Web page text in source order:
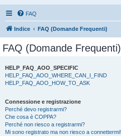
FAQ
Indice FAQ (Domande Frequenti)
FAQ (Domande Frequenti)
HELP_FAQ_AOO_SPECIFIC
HELP_FAQ_AOO_WHERE_CAN_I_FIND
HELP_FAQ_AOO_HOW_TO_ASK
Connessione e registrazione
Perché devo registrarmi?
Che cosa è COPPA?
Perché non riesco a registrarmi?
Mi sono registrato ma non riesco a connettermi!